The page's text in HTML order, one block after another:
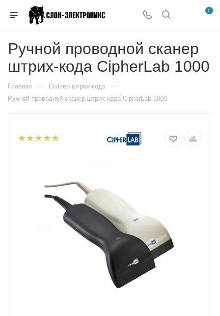
0
Ручной проводной сканер
штрих-кода CipherLab 1000
Главная — Сканер штрих-кода —
Ручной проводной сканер штрих-кода CipherLab 1000